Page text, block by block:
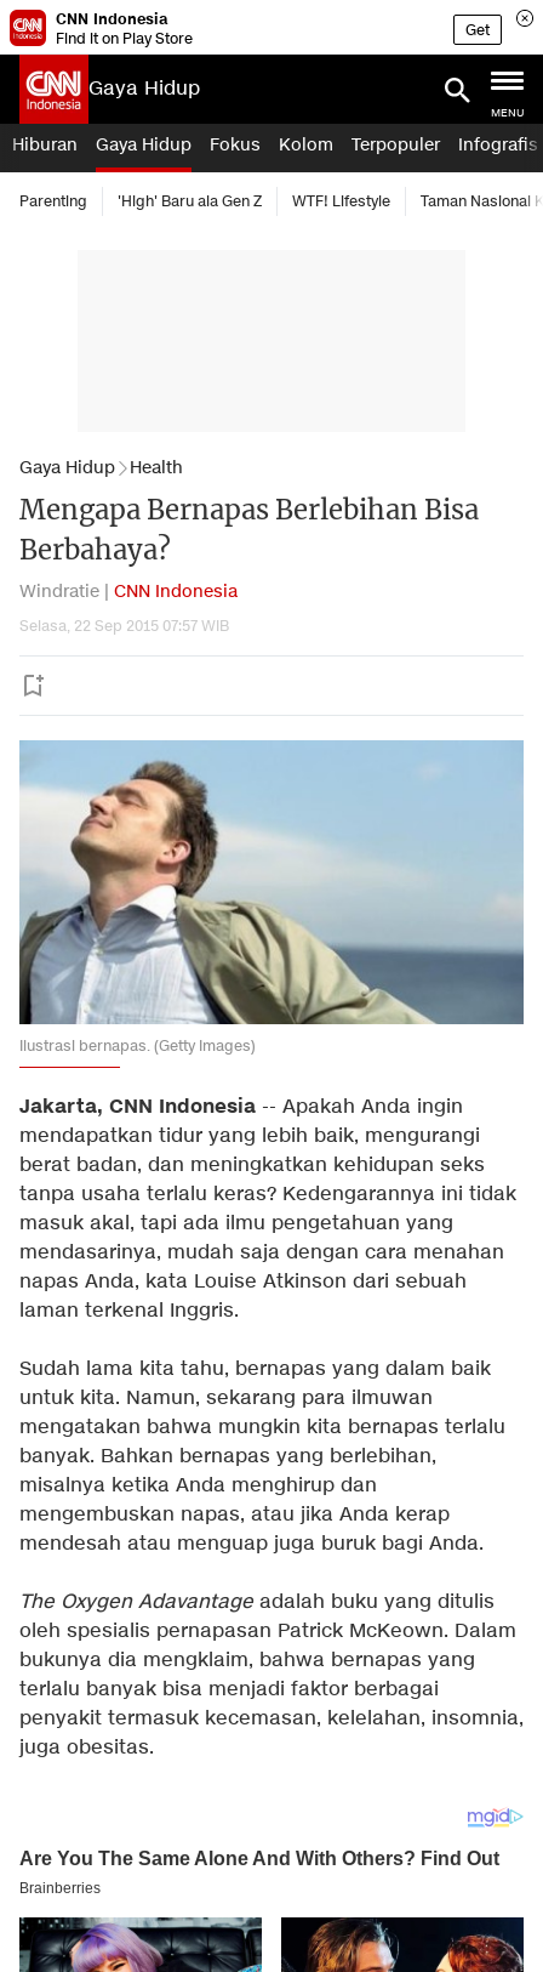
CNN Indonesia
Find it on Play Store
Get
Gaya Hidup
MENU
Hiburan Gaya Hidup Fokus Kolom Terpopuler Infografis
Parenting 'High' Baru ala Gen Z WTF! Lifestyle Taman Nasional
Gaya Hidup Health
Mengapa Bernapas Berlebihan Bisa
Berbahaya?
Windratie | CNN Indonesia
Selasa, 22 Sep 2015 07:57 WIB
Ilustrasi bernapas. (Getty Images)
Jakarta, CNN Indonesia -- Apakah Anda ingin
mendapatkan tidur yang lebih baik, mengurangi
berat badan, dan meningkatkan kehidupan seks
tanpa usaha terlalu keras? Kedengarannya ini tidak
masuk akal, tapi ada ilmu pengetahuan yang
mendasarinya, mudah saja dengan cara menahan
napas Anda, kata Louise Atkinson dari sebuah
laman terkenal Inggris.
Sudah lama kita tahu, bernapas yang dalam baik
untuk kita. Namun, sekarang para ilmuwan
mengatakan bahwa mungkin kita bernapas terlalu
banyak. Bahkan bernapas yang berlebihan,
misalnya ketika Anda menghirup dan
mengembuskan napas, atau jika Anda kerap
mendesah atau menguap juga buruk bagi Anda.
The Oxygen Adavantage adalah buku yang ditulis
oleh spesialis pernapasan Patrick McKeown. Dalam
bukunya dia mengklaim, bahwa bernapas yang
terlalu banyak bisa menjadi faktor berbagai
penyakit termasuk kecemasan, kelelahan, insomnia,
juga obesitas.